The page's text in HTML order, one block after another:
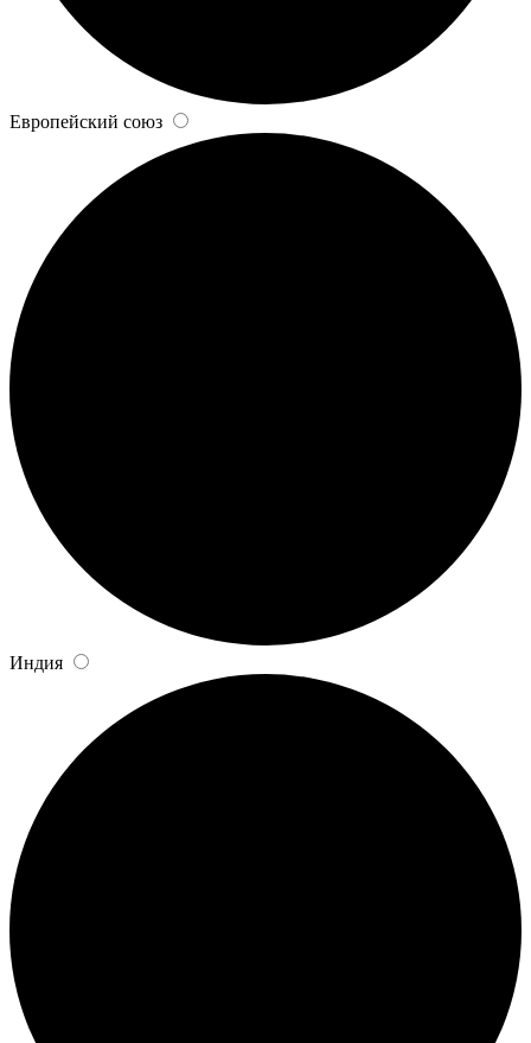
Европейский союз
Индия